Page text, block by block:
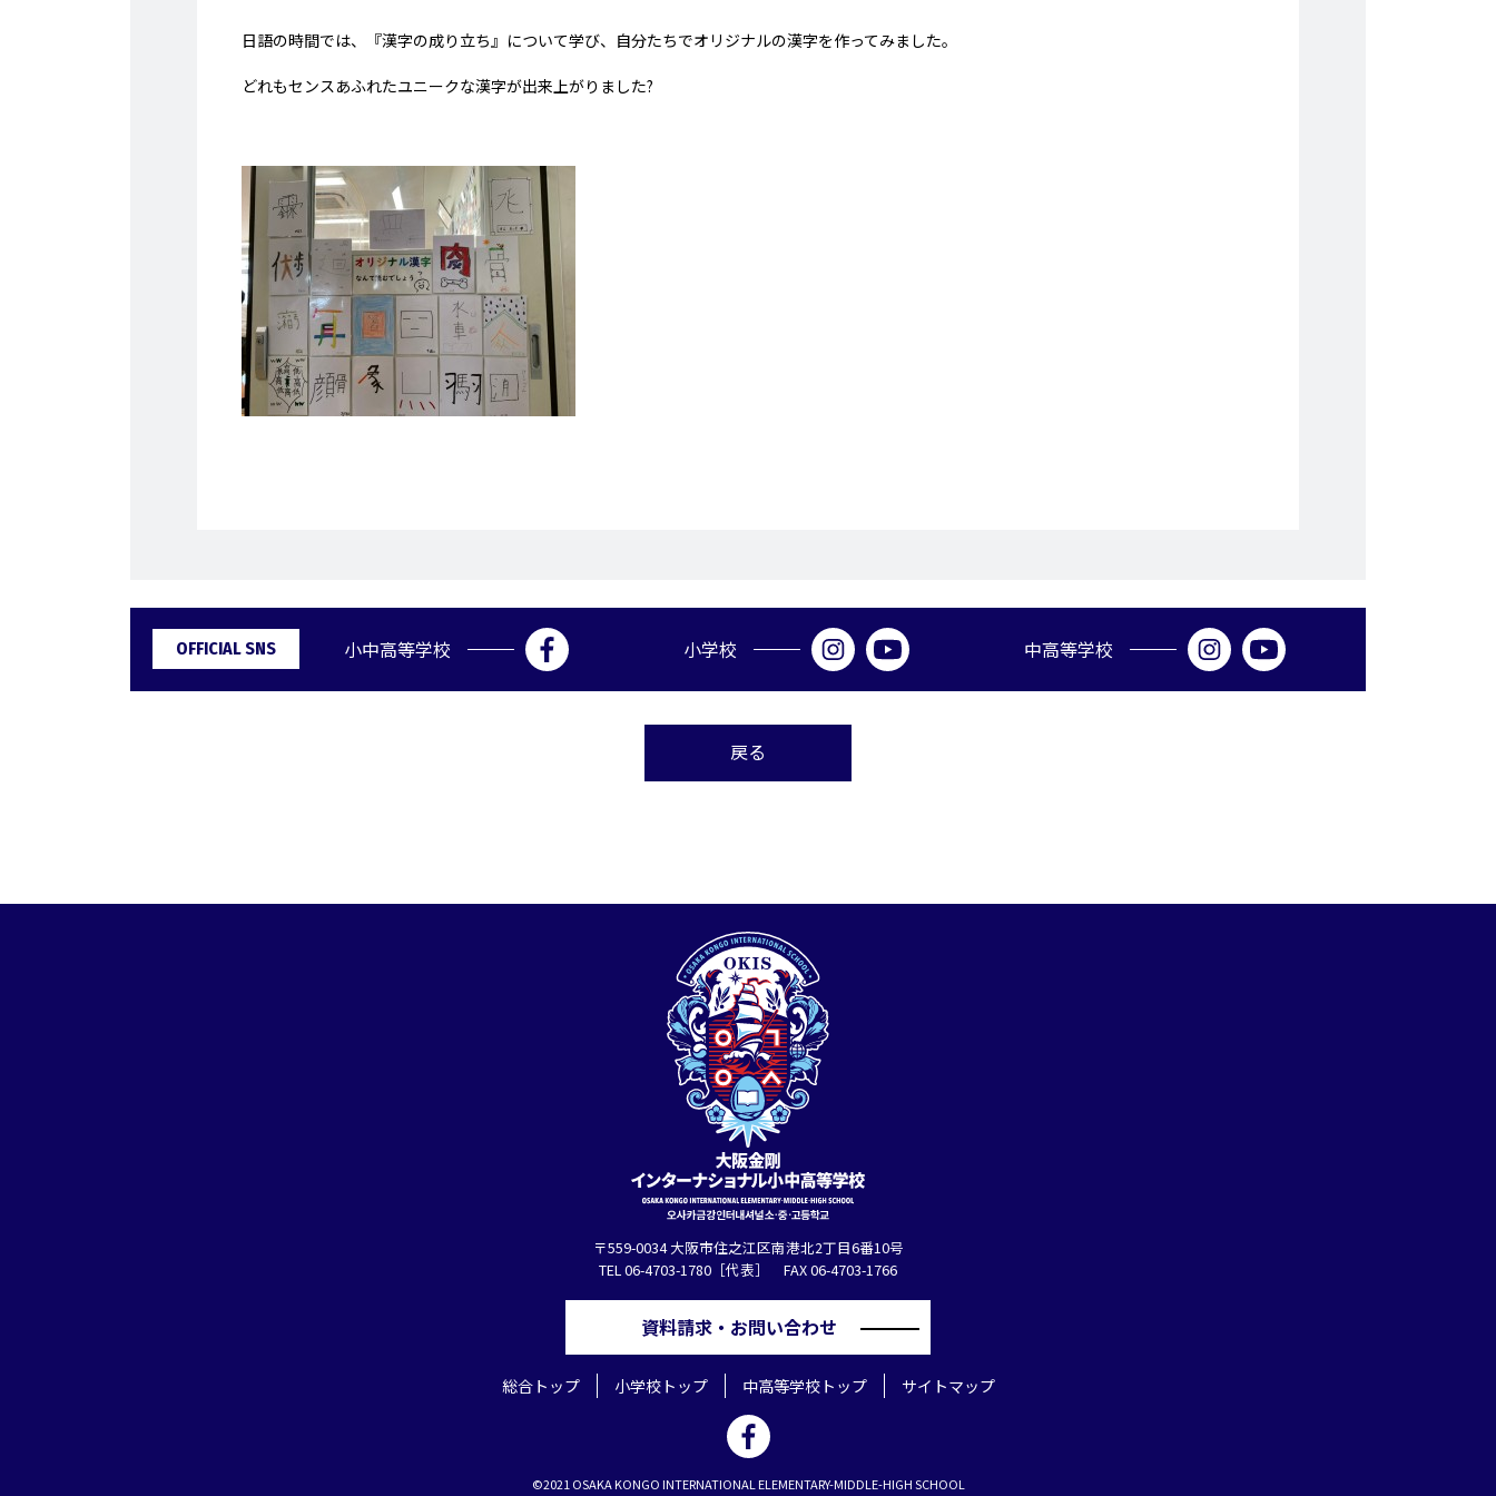
日語の時間では、『漢字の成り立ち』について学び、自分たちでオリジナルの漢字を作ってみました。
どれもセンスあふれたユニークな漢字が出来上がりました?
OFFICIAL SNS 小中高等学校 小学校 中高等学校
戻る
〒559-0034 大阪市住之江区南港北2丁目6番10号
TEL 06-4703-1780［代表］ FAX 06-4703-1766
資料請求・お問い合わせ
総合トップ 小学校トップ 中高等学校トップ サイトマップ
©2021 OSAKA KONGO INTERNATIONAL ELEMENTARY-MIDDLE-HIGH SCHOOL